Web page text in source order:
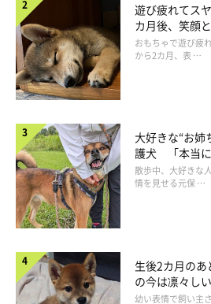
おもちゃをくわえる子犬時代の銀くん
＠gin_20210606
飼い主さんには、銀くんとの出会いや
いても聞いてみました。
飼い主さん：
遊び疲れてス
カ月後、笑顔
成長！
おもちゃで遊び疲
から2カ月、表 …
大好きな“お姉
護犬 「本当に
表情にほっこり
散歩中、大好きな
情を見せる元保 …
生後2カ月の
の今は凛々し
りくりおめめ
幼い表情で飼い主